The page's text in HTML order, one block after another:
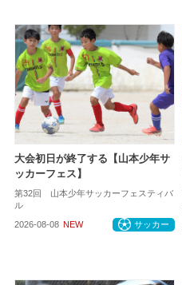
大会初日が終了する【山本少年サ
ッカーフェス】
第32回 山本少年サッカーフェスティバ
ル
2026-08-08 NEW サッカー